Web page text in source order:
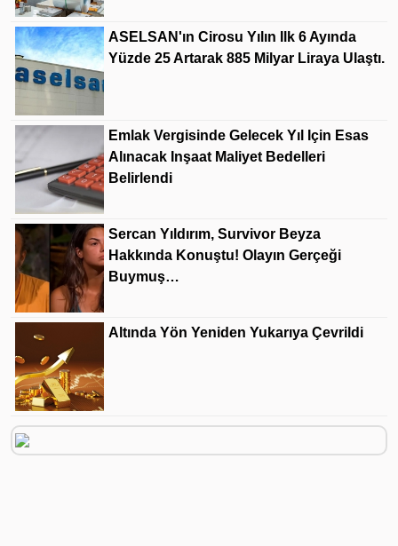
ASELSAN'ın Cirosu Yılın Ilk 6 Ayında
Yüzde 25 Artarak 885 Milyar Liraya Ulaştı.
Emlak Vergisinde Gelecek Yıl Için Esas
Alınacak Inşaat Maliyet Bedelleri
Belirlendi
Sercan Yıldırım, Survivor Beyza
Hakkında Konuştu! Olayın Gerçeği
Buymuş…
Altında Yön Yeniden Yukarıya Çevrildi